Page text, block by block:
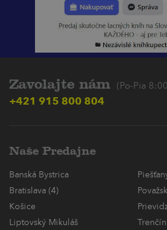
Zavolajte nám (Po-Pia
+421 915 800 804
Naše Predajne
Banská Bystrica
Bratislava (4)
Košice
Liptovský Mikuláš